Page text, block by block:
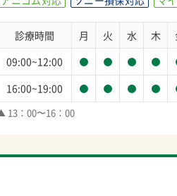
診療時間 月 火 水 木
09:00~12:00
16:00~19:00
13：00〜16：00